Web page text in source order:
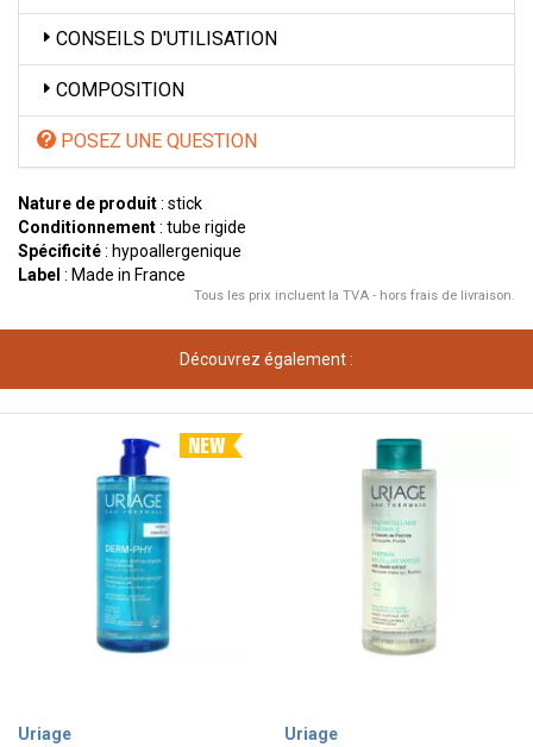
CONSEILS D'UTILISATION
COMPOSITION
POSEZ UNE QUESTION
Nature de produit: stick
Conditionnement: tube rigide
Spécificité: hypoallergenique
Label : Made in France
Tous les prix incluent la TVA - hors frais de livraison.
Découvrez également :
Uriage
Uriage